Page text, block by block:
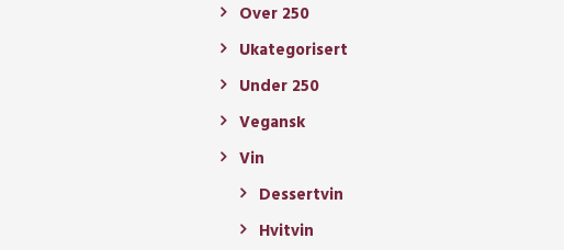
Over 250
Ukategorisert
Under 250
Vegansk
Vin
Dessertvin
Hvitvin